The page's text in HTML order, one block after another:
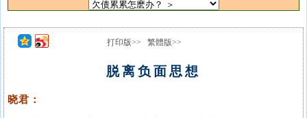
打印版>> 繁體版>>
脱离负面思想
晓君：